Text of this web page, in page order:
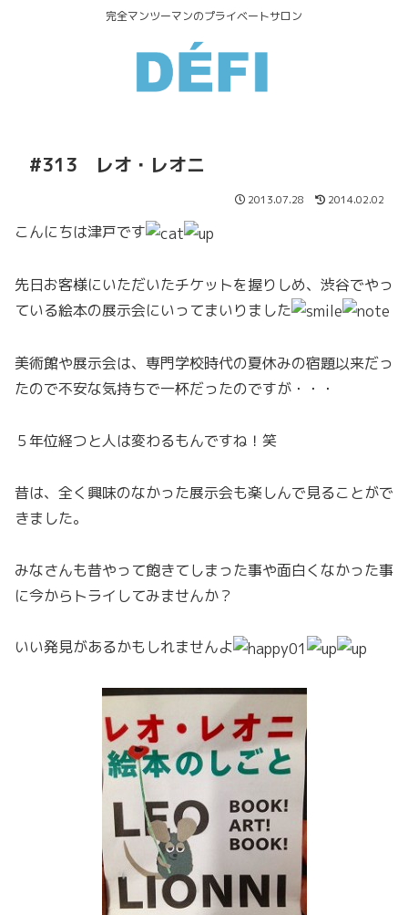
完全マンツーマンのプライベートサロン
#313 レオ・レオニ
2013.07.28 2014.02.02
こんにちは津戸です
先日お客様にいただいたチケットを握りしめ、渋谷でやっ
ている絵本の展示会にいってまいりました
美術館や展示会は、専門学校時代の夏休みの宿題以来だっ
たので不安な気持ちで一杯だったのですが・・・
５年位経つと人は変わるもんですね！笑
昔は、全く興味のなかった展示会も楽しんで見ることがで
きました。
みなさんも昔やって飽きてしまった事や面白くなかった事
に今からトライしてみませんか？
いい発見があるかもしれませんよ